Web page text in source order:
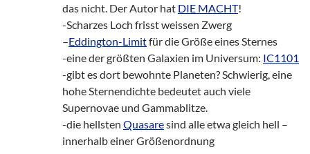
das nicht. Der Autor hat DIE MACHT!
-Scharzes Loch frisst weissen Zwerg
–Eddington-Limitfür die Größe eines Sternes
-eine der größten Galaxien im Universum: IC1101
-gibt es dort bewohnte Planeten? Schwierig, eine
hohe Sternendichte bedeutet auch viele
Supernovae und Gammablitze.
-die hellsten Quasaresind alle etwa gleich hell –
innerhalb einer Größenordnung